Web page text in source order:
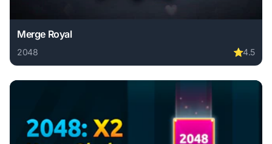
Merge Royal
2048 ⭐4.5
Play Merge Royal online free. 2048 game, no download